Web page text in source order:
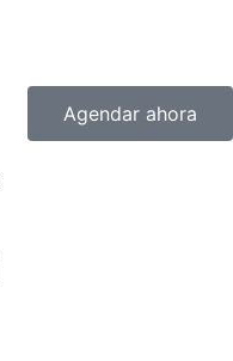
Agendar ahora